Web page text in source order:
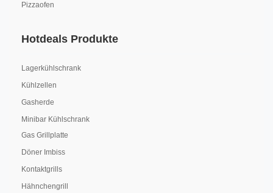
Pizzaofen
Hotdeals Produkte
Lagerkühlschrank
Kühlzellen
Gasherde
Minibar Kühlschrank
Gas Grillplatte
Döner Imbiss
Kontaktgrills
Hähnchengrill